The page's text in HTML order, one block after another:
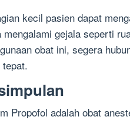
kecil pasien dapat
mengalami gejala seperti
obat ini, segera
Propofol adalah obat